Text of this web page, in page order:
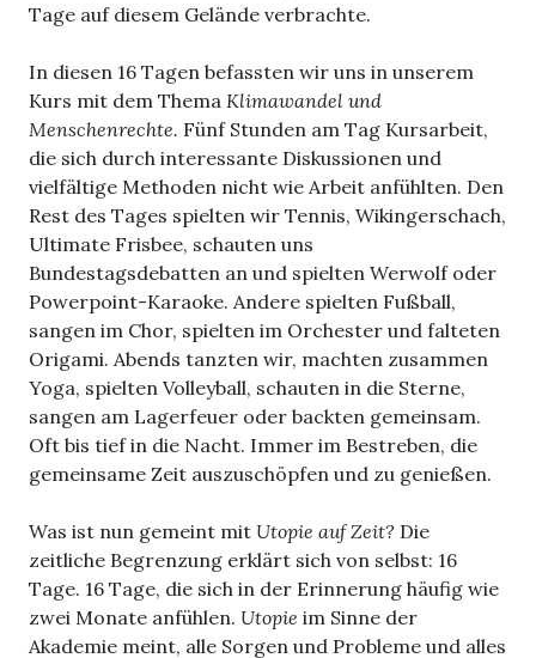
Tage auf diesem Gelände verbrachte.
In diesen 16 Tagen befassten wir uns in unserem
Kurs mit dem Thema Klimawandel und
Menschenrechte. Fünf Stunden am Tag Kursarbeit,
die sich durch interessante Diskussionen und
vielfältige Methoden nicht wie Arbeit anfühlten. Den
Rest des Tages spielten wir Tennis, Wikingerschach,
Ultimate Frisbee, schauten uns
Bundestagsdebatten an und spielten Werwolf oder
Powerpoint-Karaoke. Andere spielten Fußball,
sangen im Chor, spielten im Orchester und falteten
Origami. Abends tanzten wir, machten zusammen
Yoga, spielten Volleyball, schauten in die Sterne,
sangen am Lagerfeuer oder backten gemeinsam.
Oft bis tief in die Nacht. Immer im Bestreben, die
gemeinsame Zeit auszuschöpfen und zu genießen.
Was ist nun gemeint mit Utopie auf Zeit? Die
zeitliche Begrenzung erklärt sich von selbst: 16
Tage. 16 Tage, die sich in der Erinnerung häufig wie
zwei Monate anfühlen. Utopie im Sinne der
Akademie meint, alle Sorgen und Probleme und alles